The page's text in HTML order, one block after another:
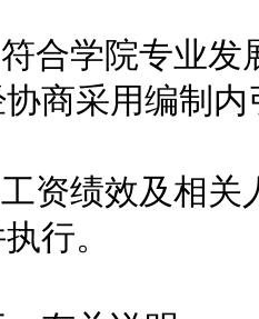
学院专业发
商采用编制
绩效及相关
行。